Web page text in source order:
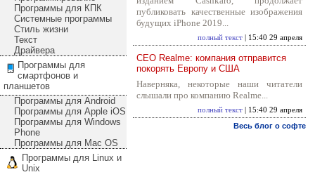
Программы для КПК
Системные программы
Стиль жизни
Текст
Драйвера
Программы для
смартфонов и
планшетов
Программы для Android
Программы для Apple iOS
Программы для Windows
Phone
Программы для Mac OS
Программы для Linux и
Unix
публиковать качественные изображения
будущих iPhone 2019...
полный текст | 15:40 29 апреля
CEO Realme: компания отправится
покорять Европу и США
Наверняка, некоторые наши читатели
слышали про компанию Realme...
полный текст | 15:40 29 апреля
Весь блог о софте